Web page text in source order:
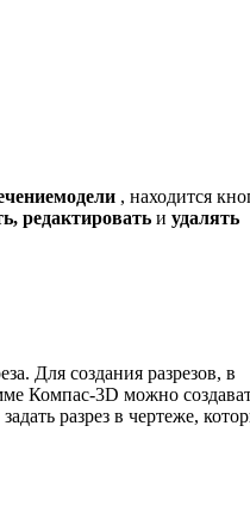
, находится
редактировать и удалять
Для создания разрезов, в
Компас-3D можно
разрез в чертеже,